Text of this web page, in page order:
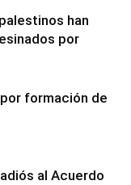
han
por
formación de
al Acuerdo